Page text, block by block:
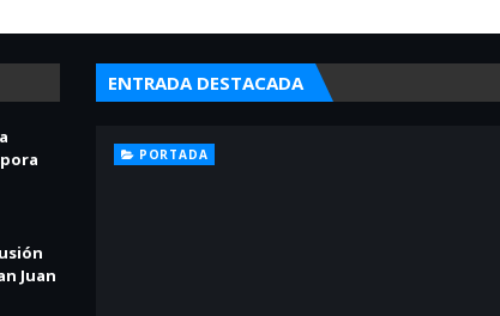
Juan
ENTRADA DESTACADA
PORTADA